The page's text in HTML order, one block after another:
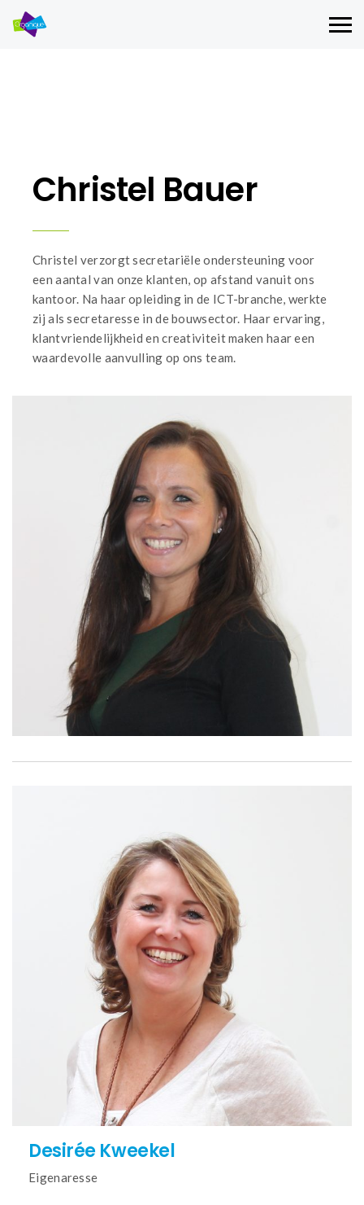
Christel Bauer
Christel verzorgt secretariële ondersteuning voor
een aantal van onze klanten, op afstand vanuit ons
kantoor. Na haar opleiding in de ICT-branche, werkte
zij als secretaresse in de bouwsector. Haar ervaring,
klantvriendelijkheid en creativiteit maken haar een
waardevolle aanvulling op ons team.
Desirée Kweekel
Eigenaresse